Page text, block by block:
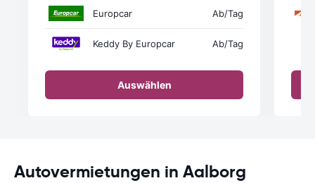
Europcar Ab/Tag
Keddy By Europcar Ab/Tag
Auswählen
Autovermietungen in Aalborg